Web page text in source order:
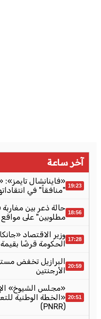
آخر ساعة
19:23 «فاينانشال تايمز»:
"منافقاً" في
18:56 حالة ذعر بين
مطلوبين" على
17:28 وزير الاقتصاد
الحكومة قرضًا بقيمة 22 مليار يورو لإعادة التسلح”
20:59 البرازيل تخفض
الأرجنتين
20:51
«مجلس الشيوخ»
«الخطة الوطنية
(PNRR)